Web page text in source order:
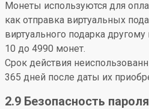
Монеты используются для
как отправка виртуальных
виртуального подарка
10 до 4990 монет.
Срок действия
365 дней после даты их
2.9 Безопасность пароля